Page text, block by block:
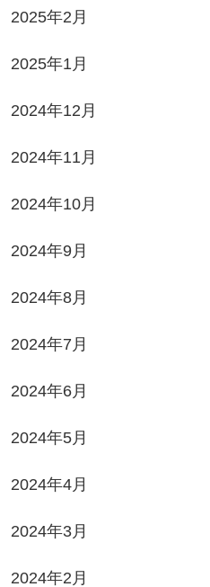
2025年2月
2025年1月
2024年12月
2024年11月
2024年10月
2024年9月
2024年8月
2024年7月
2024年6月
2024年5月
2024年4月
2024年3月
2024年2月